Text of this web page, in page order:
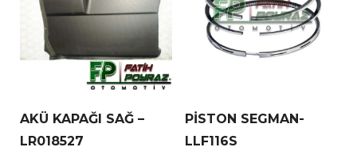
AKÜ KAPAĞI SAĞ –
LR018527
PİSTON SEGMAN-
LLF116S